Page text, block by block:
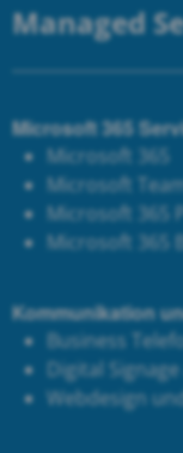
Managed
Microsoft 365
Microsoft 365
Microsoft
Microsoft 365
Microsoft 365
Kommunikation
Business
Digital
Webdesign